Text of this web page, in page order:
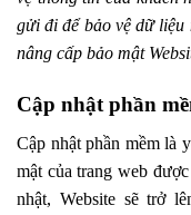
gửi đi để bảo vệ dữ
nâng cấp bảo mật
Cập nhật phần
Cập nhật phần mềm là
mật của trang web
nhật, Website sẽ trở